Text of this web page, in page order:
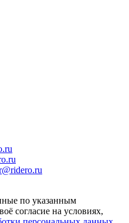
по указанным
согласие на условиях,